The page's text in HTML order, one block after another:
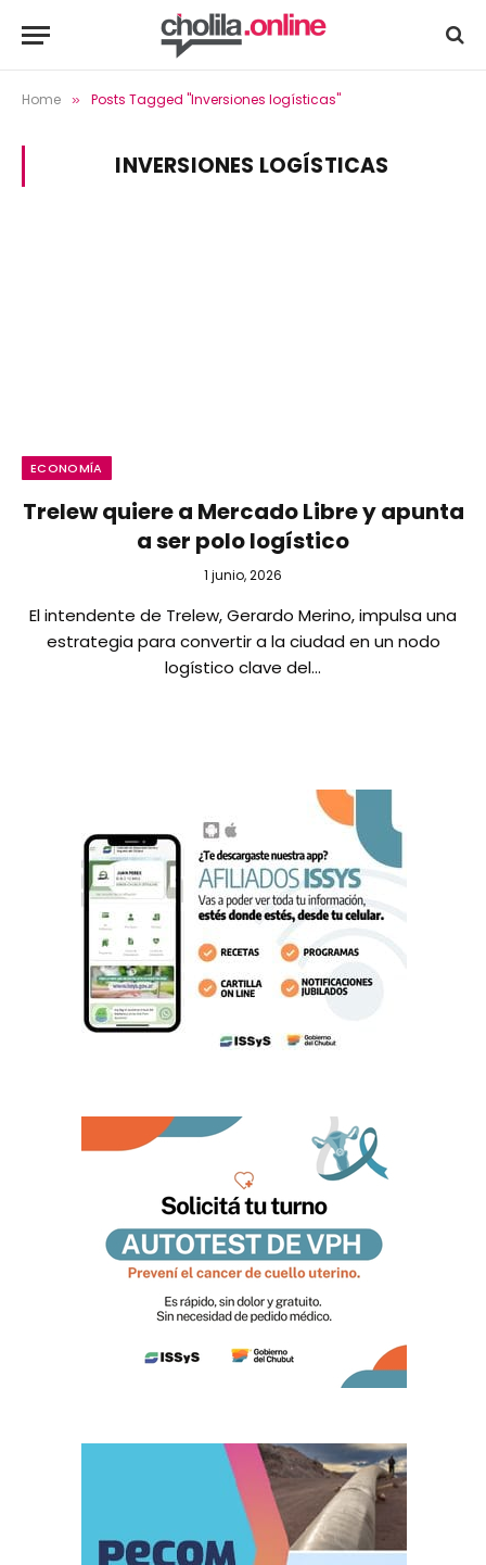
Home » Posts Tagged "Inversiones logísticas"
INVERSIONES LOGÍSTICAS
ECONOMÍA
Trelew quiere a Mercado Libre y apunta
a ser polo logístico
1 junio, 2026
El intendente de Trelew, Gerardo Merino, impulsa una
estrategia para convertir a la ciudad en un nodo
logístico clave del…